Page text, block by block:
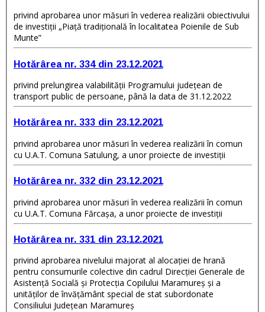
privind aprobarea unor măsuri în vederea realizării obiectivului
de investiții „Piață tradițională în localitatea Poienile de Sub
Munte”
Hotărârea nr. 334 din 23.12.2021
privind prelungirea valabilității Programului județean de
transport public de persoane, până la data de 31.12.2022
Hotărârea nr. 333 din 23.12.2021
privind aprobarea unor măsuri în vederea realizării în comun
cu U.A.T. Comuna Satulung, a unor proiecte de investiţii
Hotărârea nr. 332 din 23.12.2021
privind aprobarea unor măsuri în vederea realizării în comun
cu U.A.T. Comuna Fărcașa, a unor proiecte de investiţii
Hotărârea nr. 331 din 23.12.2021
privind aprobarea nivelului majorat al alocației de hrană
pentru consumurile colective din cadrul Direcției Generale de
Asistență Socială și Protecția Copilului Maramureș și a
unităților de învățământ special de stat subordonate
Consiliului Județean Maramureș